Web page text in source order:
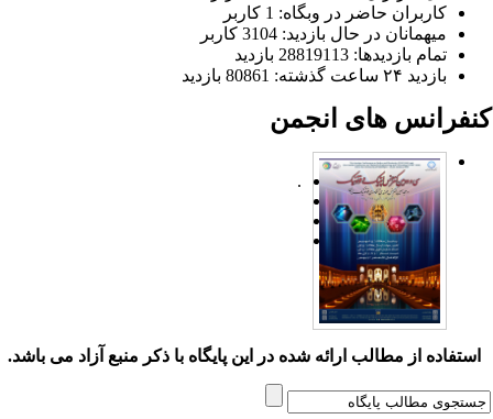
کاربران حاضر در وبگاه: 1 کاربر
میهمانان در حال بازدید: 3104 کاربر
تمام بازدید‌ها: 28819113 بازدید
بازدید ۲۴ ساعت گذشته: 80861 بازدید
های انجمن
.
استفاده از مطالب ارائه شده در این پایگاه با ذکر منبع آزاد می باشد.